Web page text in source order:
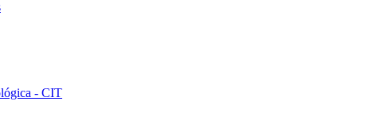
- CIT